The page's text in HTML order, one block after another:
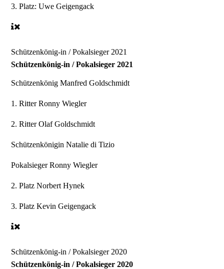
3. Platz:Uwe Geigengack
Schützenkönig-in / Pokalsieger 2021
Schützenkönig-in / Pokalsieger 2021
SchützenkönigManfred Goldschmidt
1. RitterRonny Wiegler
2. RitterOlaf Goldschmidt
SchützenköniginNatalie di Tizio
PokalsiegerRonny Wiegler
2. PlatzNorbert Hynek
3. PlatzKevin Geigengack
Schützenkönig-in / Pokalsieger 2020
Schützenkönig-in / Pokalsieger 2020